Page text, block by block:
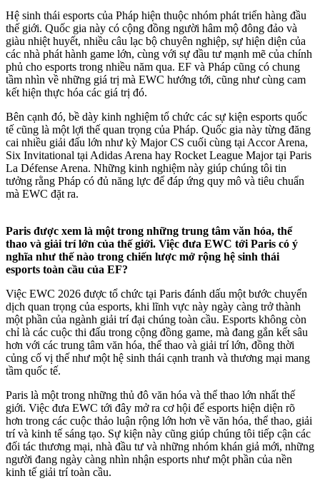
Hệ sinh thái esports của Pháp hiện thuộc nhóm phát triển hàng đầu
thế giới. Quốc gia này có cộng đồng người hâm mộ đông đảo và
giàu nhiệt huyết, nhiều câu lạc bộ chuyên nghiệp, sự hiện diện của
các nhà phát hành game lớn, cùng với sự đầu tư mạnh mẽ của chính
phủ cho esports trong nhiều năm qua. EF và Pháp cũng có chung
tầm nhìn về những giá trị mà EWC hướng tới, cũng như cùng cam
kết hiện thực hóa các giá trị đó.
Bên cạnh đó, bề dày kinh nghiệm tổ chức các sự kiện esports quốc
tế cũng là một lợi thế quan trọng của Pháp. Quốc gia này từng đăng
cai nhiều giải đấu lớn như kỳ Major CS cuối cùng tại Accor Arena,
Six Invitational tại Adidas Arena hay Rocket League Major tại Paris
La Défense Arena. Những kinh nghiệm này giúp chúng tôi tin
tưởng rằng Pháp có đủ năng lực để đáp ứng quy mô và tiêu chuẩn
mà EWC đặt ra.
Paris được xem là một trong những trung tâm văn hóa, thể
thao và giải trí lớn của thế giới. Việc đưa EWC tới Paris có ý
nghĩa như thế nào trong chiến lược mở rộng hệ sinh thái
esports toàn cầu của EF?
Việc EWC 2026 được tổ chức tại Paris đánh dấu một bước chuyển
dịch quan trọng của esports, khi lĩnh vực này ngày càng trở thành
một phần của ngành giải trí đại chúng toàn cầu. Esports không còn
chỉ là các cuộc thi đấu trong cộng đồng game, mà đang gắn kết sâu
hơn với các trung tâm văn hóa, thể thao và giải trí lớn, đồng thời
củng cố vị thế như một hệ sinh thái cạnh tranh và thương mại mang
tầm quốc tế.
Paris là một trong những thủ đô văn hóa và thể thao lớn nhất thế
giới. Việc đưa EWC tới đây mở ra cơ hội để esports hiện diện rõ
hơn trong các cuộc thảo luận rộng lớn hơn về văn hóa, thể thao, giải
trí và kinh tế sáng tạo. Sự kiện này cũng giúp chúng tôi tiếp cận các
đối tác thương mại, nhà đầu tư và những nhóm khán giả mới, những
người đang ngày càng nhìn nhận esports như một phần của nền
kinh tế giải trí toàn cầu.